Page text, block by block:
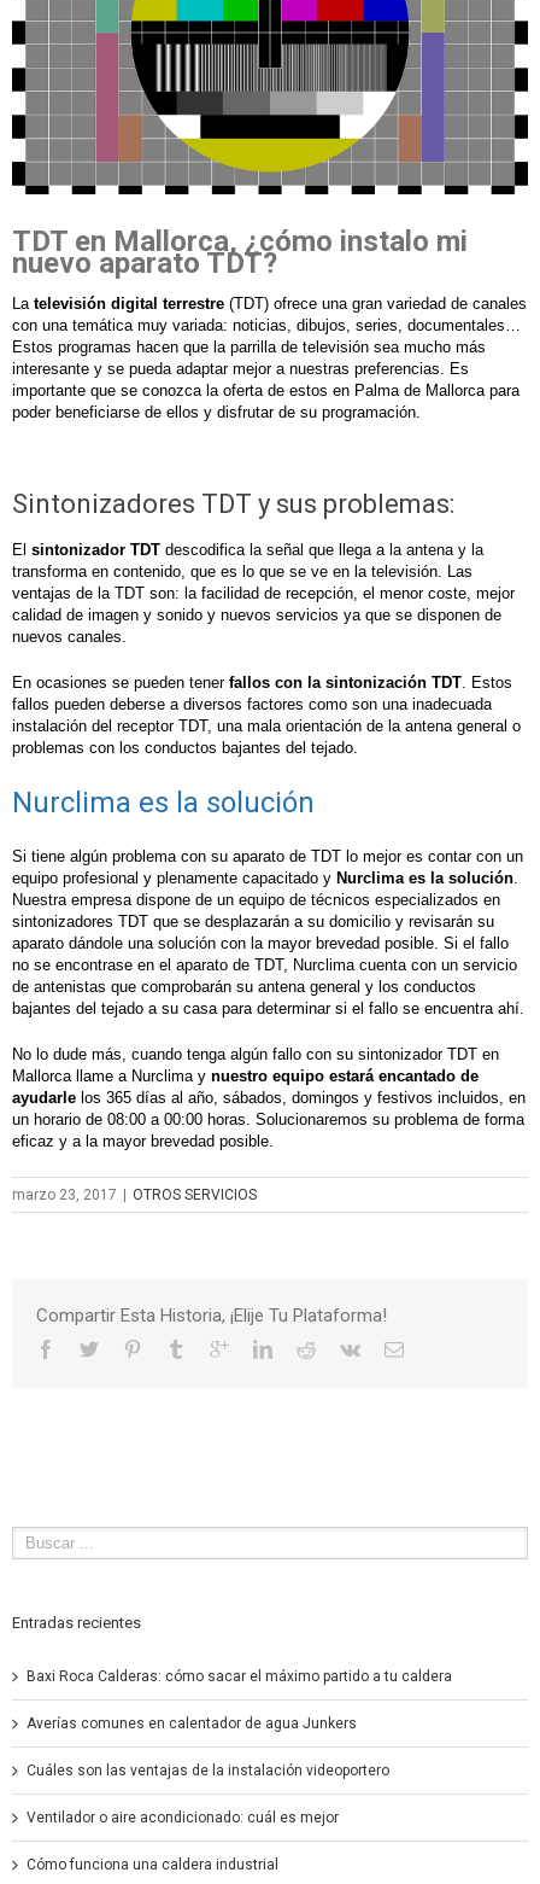
TDT en Mallorca, ¿cómo instalo mi
nuevo aparato TDT?
La televisión digital terrestre (TDT) ofrece una gran variedad de canales
con una temática muy variada: noticias, dibujos, series, documentales…
Estos programas hacen que la parrilla de televisión sea mucho más
interesante y se pueda adaptar mejor a nuestras preferencias. Es
importante que se conozca la oferta de estos en Palma de Mallorca para
poder beneficiarse de ellos y disfrutar de su programación.
Sintonizadores TDT y sus problemas:
El sintonizador TDT descodifica la señal que llega a la antena y la
transforma en contenido, que es lo que se ve en la televisión. Las
ventajas de la TDT son: la facilidad de recepción, el menor coste, mejor
calidad de imagen y sonido y nuevos servicios ya que se disponen de
nuevos canales.
En ocasiones se pueden tener fallos con la sintonización TDT . Estos
fallos pueden deberse a diversos factores como son una inadecuada
instalación del receptor TDT, una mala orientación de la antena general o
problemas con los conductos bajantes del tejado.
Nurclima es la solución
Si tiene algún problema con su aparato de TDT lo mejor es contar con un
equipo profesional y plenamente capacitado y Nurclima es la solución
Nuestra empresa dispone de un equipo de técnicos especializados en
sintonizadores TDT que se desplazarán a su domicilio y revisarán su
aparato dándole una solución con la mayor brevedad posible. Si el fallo
no se encontrase en el aparato de TDT, Nurclima cuenta con un servicio
de antenistas que comprobarán su antena general y los conductos
bajantes del tejado a su casa para determinar si el fallo se encuentra ahí.
No lo dude más, cuando tenga algún fallo con su sintonizador TDT en
Mallorca llame a Nurclima y nuestro equipo estará encantado de
ayudarle los 365 días al año, sábados, domingos y festivos incluidos, en
un horario de 08:00 a 00:00 horas. Solucionaremos su problema de forma
eficaz y a la mayor brevedad posible.
marzo 23, 2017 | OTROS SERVICIOS
Compartir Esta Historia, ¡Elije Tu Plataforma!
Entradas recientes
Baxi Roca Calderas: cómo sacar el máximo partido a tu caldera
Averías comunes en calentador de agua Junkers
Cuáles son las ventajas de la instalación videoportero
Ventilador o aire acondicionado: cuál es mejor
Cómo funciona una caldera industrial